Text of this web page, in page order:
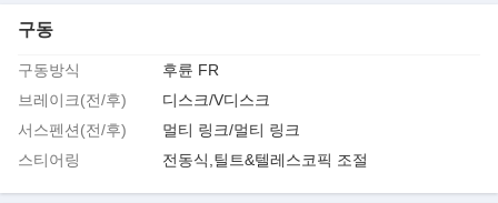
구동
구동방식
후륜 FR
브레이크(전/후)
디스크/V디스크
서스펜션(전/후)
멀티 링크/멀티 링크
스티어링
전동식,틸트&텔레스코픽 조절